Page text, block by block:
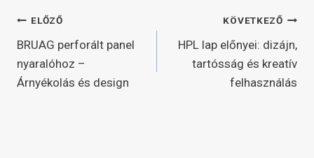
Bejegyzés
navigáció
ELŐZŐ
BRUAG perforált panel
nyaralóhoz –
Árnyékolás és design
KÖVETKEZŐ
HPL lap előnyei: dizájn,
tartósság és kreatív
felhasználás